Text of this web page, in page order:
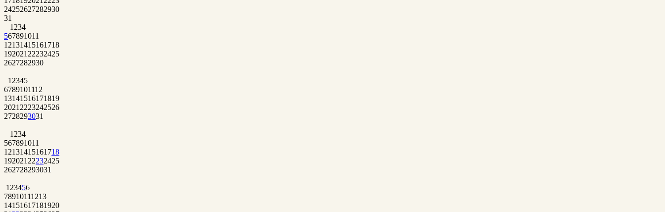
24252627282930
31
1 234
567891011
12131415161718
192021 22232425
2627282930
1 2345
6789101112
13141516171819
2021 2223242526
2728293031
1 234
567891011
12131415161718
192021 22232425
262728293031
1 23456
78910111213
14151617181920